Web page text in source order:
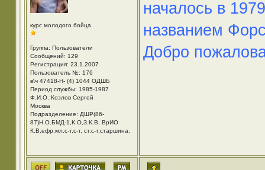
курс молодого бойца
Группа: Пользователи
Сообщений: 129
Регистрация: 23.1.2007
Пользователь №: 176
в\ч 47418-Н- (4) 1044 ОДШБ
Период службы: 1985-1987
Ф.И.О.:Козлов Сергей
Москва
Подразделение: ДШР(86-
87)Н.О.БМД-1,К.О,З.К.В, ВрИО
К.В,ефр,мл.с-т,с-т, ст.с-т,старшина.
началось в
названием
Добро